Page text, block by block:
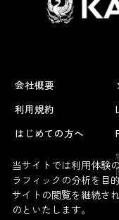
会社概要
利用規約
はじめての方へ
当サイトでは利用体験
ラフィックの分析を目
サイトの閲覧を継続さ
のといたします。